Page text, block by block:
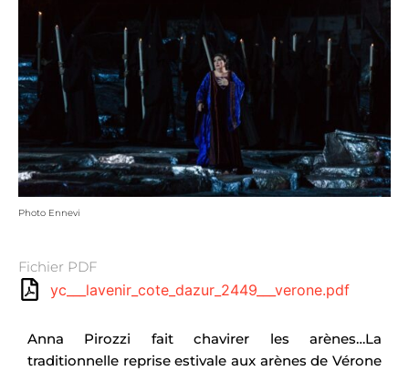
Photo Ennevi
Fichier PDF
yc___lavenir_cote_dazur_2449___verone.pdf
Anna Pirozzi fait chavirer les arènes…La
traditionnelle reprise estivale aux arènes de Vérone